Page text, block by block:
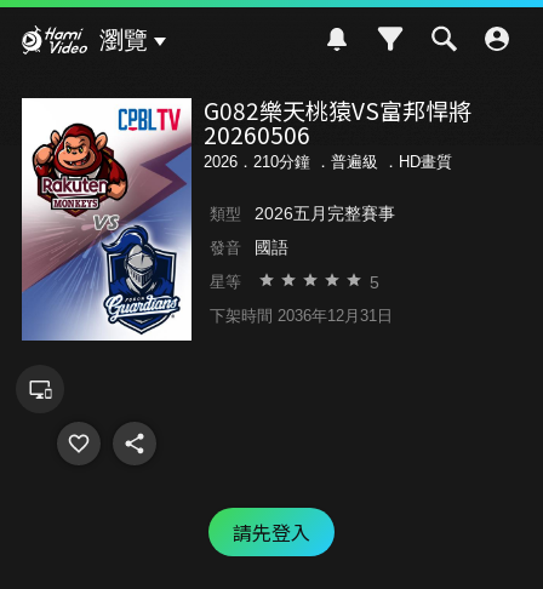
瀏覽
G082樂天桃猿VS富邦悍將
20260506
2026．210分鐘 ． 普遍級 ．HD畫質
類型 2026五月完整賽事
發音 國語
星等 5
下架時間 2036年12月31日
請先登入